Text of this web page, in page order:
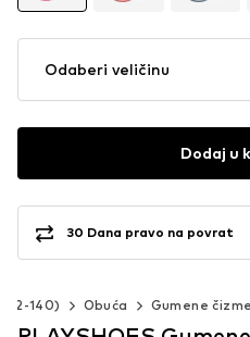
Odaberi veličinu
Dodaj u
30 Dana pravo na povrat
92-140) Obuća Gumene čizme